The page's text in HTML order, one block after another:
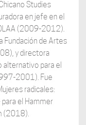
Studies
en jefe en el
(2009-2012).
Fundación de Artes
y directora
alternativo para el
2001). Fue
radicales:
el Hammer
(2018).